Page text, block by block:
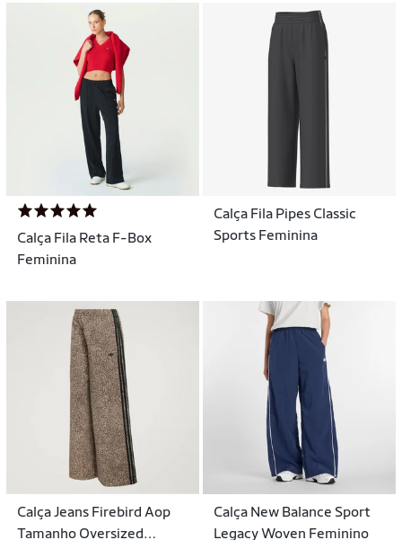
Calça Fila Reta F-Box
Feminina
Calça Fila Pipes Classic
Sports Feminina
Calça Jeans Firebird Aop
Tamanho Oversized
Calça New Balance Sport
Legacy Woven Feminino